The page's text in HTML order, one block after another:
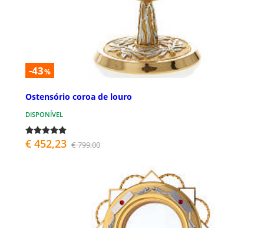
-43%
Ostensório coroa de louro
DISPONÍVEL
€ 452,23 € 799,00